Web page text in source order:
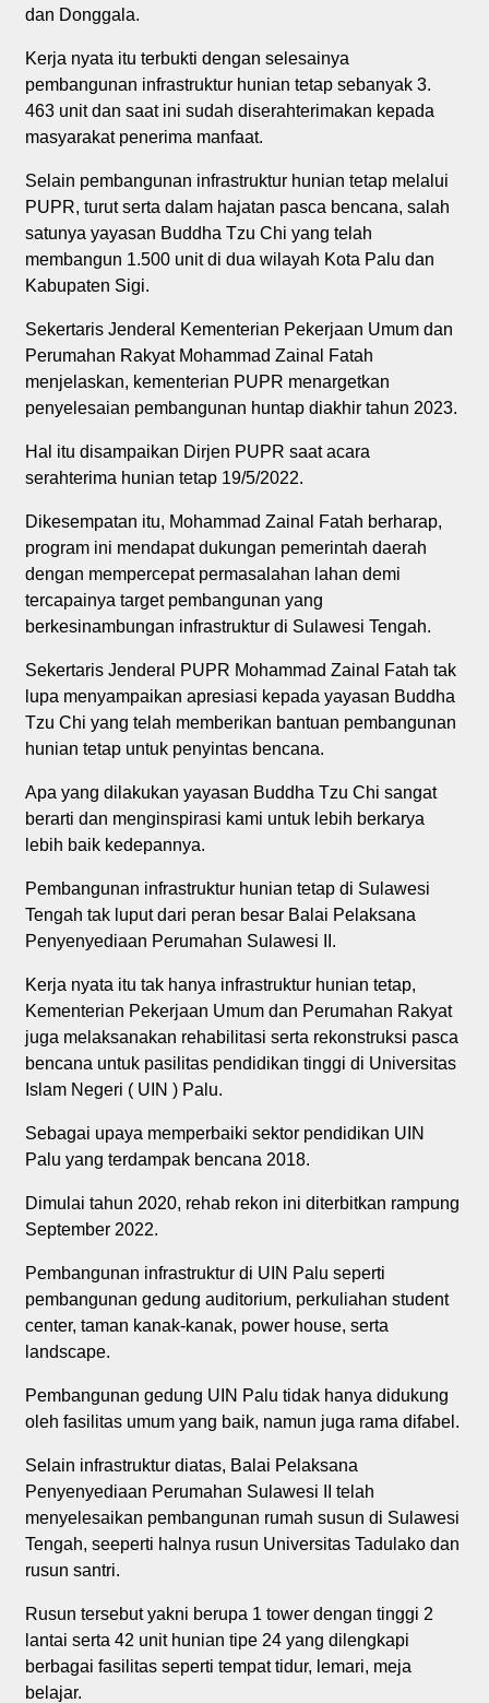
dan Donggala.
Kerja nyata itu terbukti dengan selesainya
pembangunan infrastruktur hunian tetap sebanyak 3.
463 unit dan saat ini sudah diserahterimakan kepada
masyarakat penerima manfaat.
Selain pembangunan infrastruktur hunian tetap melalui
PUPR, turut serta dalam hajatan pasca bencana, salah
satunya yayasan Buddha Tzu Chi yang telah
membangun 1.500 unit di dua wilayah Kota Palu dan
Kabupaten Sigi.
Sekertaris Jenderal Kementerian Pekerjaan Umum dan
Perumahan Rakyat Mohammad Zainal Fatah
menjelaskan, kementerian PUPR menargetkan
penyelesaian pembangunan huntap diakhir tahun 2023.
Hal itu disampaikan Dirjen PUPR saat acara
serahterima hunian tetap 19/5/2022.
Dikesempatan itu, Mohammad Zainal Fatah berharap,
program ini mendapat dukungan pemerintah daerah
dengan mempercepat permasalahan lahan demi
tercapainya target pembangunan yang
berkesinambungan infrastruktur di Sulawesi Tengah.
Sekertaris Jenderal PUPR Mohammad Zainal Fatah tak
lupa menyampaikan apresiasi kepada yayasan Buddha
Tzu Chi yang telah memberikan bantuan pembangunan
hunian tetap untuk penyintas bencana.
Apa yang dilakukan yayasan Buddha Tzu Chi sangat
berarti dan menginspirasi kami untuk lebih berkarya
lebih baik kedepannya.
Pembangunan infrastruktur hunian tetap di Sulawesi
Tengah tak luput dari peran besar Balai Pelaksana
Penyenyediaan Perumahan Sulawesi II.
Kerja nyata itu tak hanya infrastruktur hunian tetap,
Kementerian Pekerjaan Umum dan Perumahan Rakyat
juga melaksanakan rehabilitasi serta rekonstruksi pasca
bencana untuk pasilitas pendidikan tinggi di Universitas
Islam Negeri ( UIN ) Palu.
Sebagai upaya memperbaiki sektor pendidikan UIN
Palu yang terdampak bencana 2018.
Dimulai tahun 2020, rehab rekon ini diterbitkan rampung
September 2022.
Pembangunan infrastruktur di UIN Palu seperti
pembangunan gedung auditorium, perkuliahan student
center, taman kanak-kanak, power house, serta
landscape.
Pembangunan gedung UIN Palu tidak hanya didukung
oleh fasilitas umum yang baik, namun juga rama difabel.
Selain infrastruktur diatas, Balai Pelaksana
Penyenyediaan Perumahan Sulawesi II telah
menyelesaikan pembangunan rumah susun di Sulawesi
Tengah, seeperti halnya rusun Universitas Tadulako dan
rusun santri.
Rusun tersebut yakni berupa 1 tower dengan tinggi 2
lantai serta 42 unit hunian tipe 24 yang dilengkapi
berbagai fasilitas seperti tempat tidur, lemari, meja
belajar.